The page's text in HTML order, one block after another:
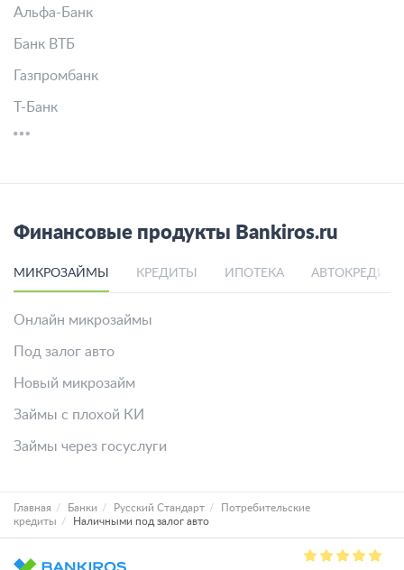
Альфа-Банк
Банк ВТБ
Газпромбанк
Т-Банк
Финансовые продукты Bankiros.ru
МИКРОЗАЙМЫ КРЕДИТЫ ИПОТЕКА
Онлайн микрозаймы
Под залог авто
Новый микрозайм
Займы с плохой КИ
Займы через госуслуги
Главная Банки Русский Стандарт
Потребительские
кредиты
Наличными под залог авто